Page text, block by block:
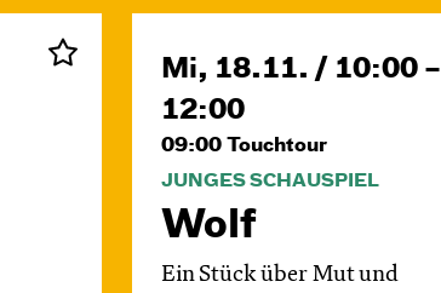
Mi, 18.11. / 10:00 –
12:00
09:00 Touchtour
JUNGES SCHAUSPIEL
Wolf
Ein Stück über Mut und